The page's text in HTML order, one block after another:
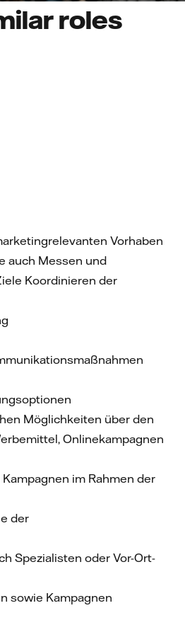
roles
Vorhaben
auch Messen und
Koordinieren der
Möglichkeiten über den
Onlinekampagnen
im Rahmen der
der
Spezialisten oder Vor-Ort-
sowie Kampagnen